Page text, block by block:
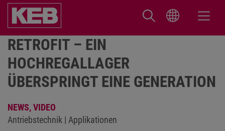
RETROFIT – EIN
HOCHREGALLAGER
ÜBERSPRINGT EINE GENERATION
NEWS,VIDEO
Antriebstechnik | Applikationen